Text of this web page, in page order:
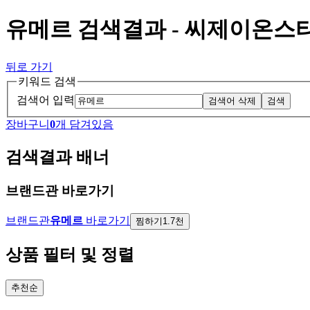
유메르 검색결과 - 씨제이온스
뒤로 가기
키워드 검색
검색어 입력
검색어 삭제 검색
장바구니 0개 담겨있음
검색결과 배너
브랜드관 바로가기
브랜드관유메르 바로가기 찜하기 1.7천
상품 필터 및 정렬
추천순